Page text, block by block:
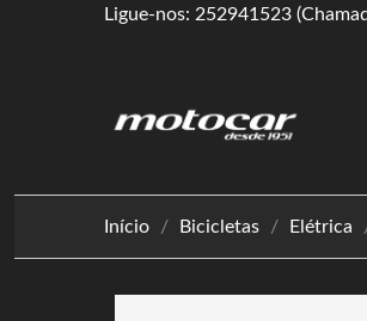
Ligue-nos: 252941523
Início Bicicletas Elétrica